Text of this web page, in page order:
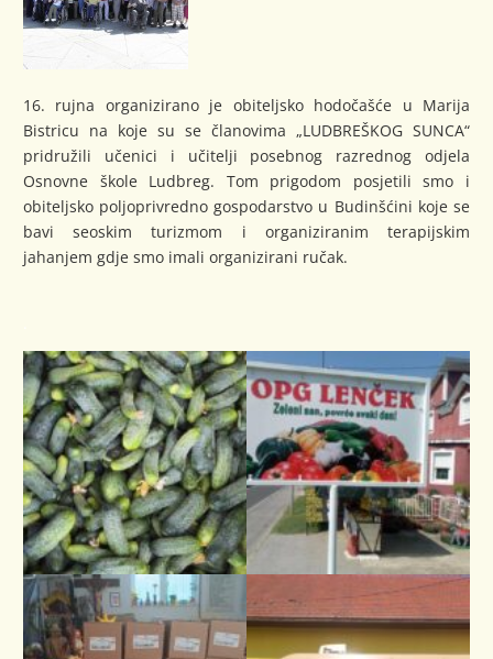
16. rujna organizirano je obiteljsko hodočašće u Marija
Bistricu na koje su se članovima „LUDBREŠKOG SUNCA“
pridružili učenici i učitelji posebnog razrednog odjela
Osnovne škole Ludbreg. Tom prigodom posjetili smo i
obiteljsko poljoprivredno gospodarstvo u Budinšćini koje se
bavi seoskim turizmom i organiziranim terapijskim
jahanjem gdje smo imali organizirani ručak.